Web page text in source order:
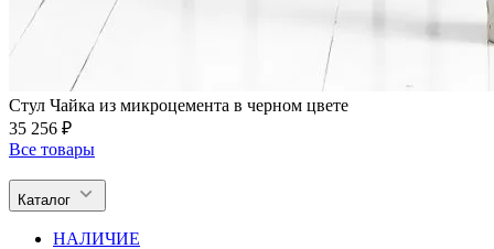
Стул Чайка из микроцемента в черном цвете
35 256 ₽
Все товары
Каталог
НАЛИЧИЕ